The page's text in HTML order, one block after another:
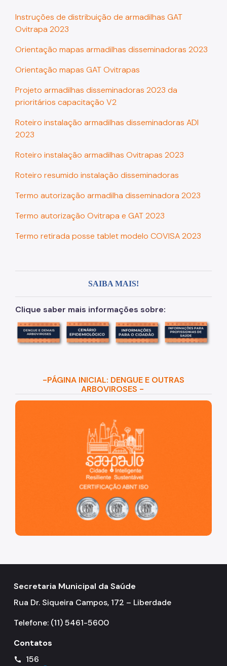
Instruções de distribuição de armadilhas GAT
Ovitrapa 2023
Orientação mapas armadilhas disseminadoras 2023
Orientação mapas GAT Ovitrapas
Projeto armadilhas disseminadoras 2023 da
prioritários capacitação V2
Roteiro instalação armadilhas disseminadoras ADI
2023
Roteiro instalação armadilhas Ovitrapas 2023
Roteiro resumido instalação disseminadoras
Termo autorização armadilha disseminadora 2023
Termo autorização Ovitrapa e GAT 2023
Termo retirada posse tablet modelo COVISA 2023
SAIBA MAIS!
Clique saber mais informações sobre:
-PÁGINA INICIAL: DENGUE E OUTRAS
ARBOVIROSES -
São Paulo, cidade inteligente, resiliente e sustentável
Secretaria Municipal da Saúde
Rua Dr. Siqueira Campos, 172 – Liberdade
Telefone: (11) 5461-5600
Contatos
call 156